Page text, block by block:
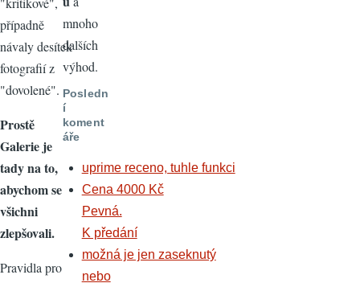
případně
návaly desítek
fotografií z
"dovolené".
Prostě
Galerie je
tady na to,
abychom se
všichni
zlepšovali.
Pravidla pro
mnoho
dalších
výhod.
Posledn
í
koment
áře
uprime receno, tuhle funkci
Cena 4000 Kč
Pevná.
K předání
možná je jen zaseknutý
nebo